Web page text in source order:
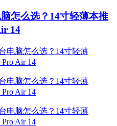
怎么选？14寸轻薄本推
14